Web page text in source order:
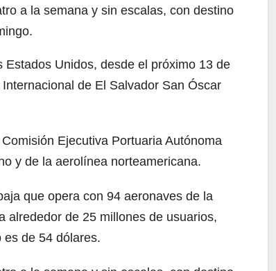
a la semana y sin escalas, con destino
Unidos, desde el próximo 13 de
de El Salvador San Óscar
Ejecutiva Portuaria Autónoma
y de la aerolínea norteamericana.
que opera con 94 aeronaves de la
alrededor de 25 millones de usuarios,
es de 54 dólares.